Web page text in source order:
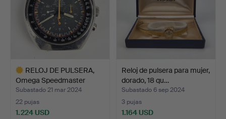
RELOJ DE PULSERA,
Omega Speedmaster
Profes…
Subastado 21 mar 2024
22 pujas
1.224 USD
Reloj de pulsera para mujer,
dorado, 18 qu…
Subastado 6 sep 2024
3 pujas
1.164 USD